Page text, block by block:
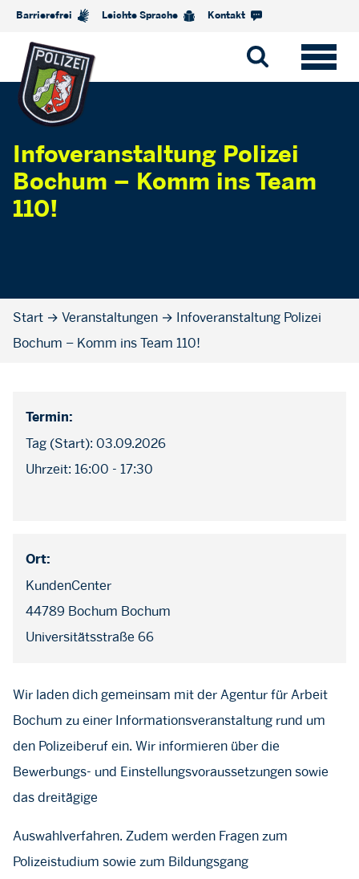
Barrierefrei Leichte Sprache Kontakt
Infoveranstaltung Polizei
Bochum – Komm ins Team
110!
Start → Veranstaltungen → Infoveranstaltung Polizei
Bochum – Komm ins Team 110!
Termin:
Tag (Start): 03.09.2026
Uhrzeit: 16:00 - 17:30
Ort:
KundenCenter
44789 Bochum Bochum
Universitätsstraße 66
Wir laden dich gemeinsam mit der Agentur für Arbeit
Bochum zu einer Informationsveranstaltung rund um
den Polizeiberuf ein. Wir informieren über die
Bewerbungs- und Einstellungsvoraussetzungen sowie
das dreitägige
Auswahlverfahren. Zudem werden Fragen zum
Polizeistudium sowie zum Bildungsgang